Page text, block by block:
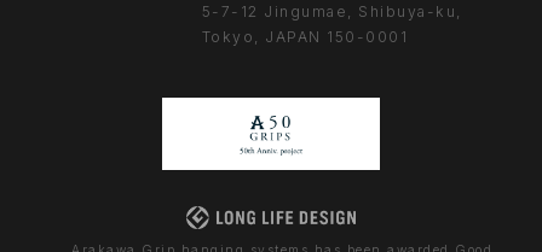
5-7-12 Jingumae, Shibuya-ku,
Tokyo, JAPAN 150-0001